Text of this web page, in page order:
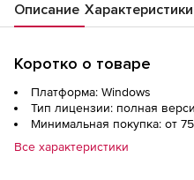
Описание Характеристики
Коротко о товаре
Платформа: Windows
Тип лицензии: полная
Минимальная покупка: от
Все характеристики